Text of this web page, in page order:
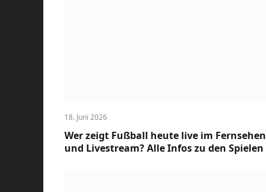
18. Juni 2026
Wer zeigt Fußball heute live im Fernsehen
und Livestream? Alle Infos zu den Spielen